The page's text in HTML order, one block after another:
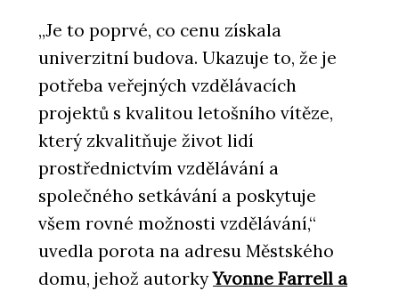
„Je to poprvé, co cenu získala
univerzitní budova. Ukazuje to, že je
potřeba veřejných vzdělávacích
projektů s kvalitou letošního vítěze,
který zkvalitňuje život lidí
prostřednictvím vzdělávání a
společného setkávání a poskytuje
všem rovné možnosti vzdělávání,“
uvedla porota na adresu Městského
domu, jehož autorkyYvonne Farrell a